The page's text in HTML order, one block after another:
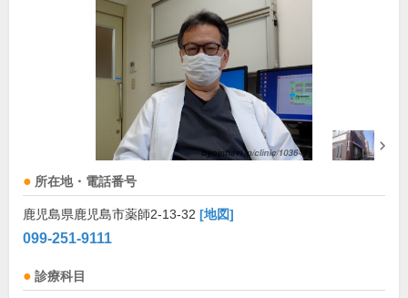
所在地・電話番号
鹿児島県鹿児島市薬師2-13-32 [地図]
099-251-9111
診療科目